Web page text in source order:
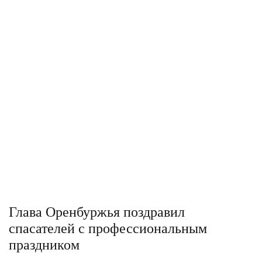
Глава Оренбуржья поздравил
спасателей с профессиональным
праздником